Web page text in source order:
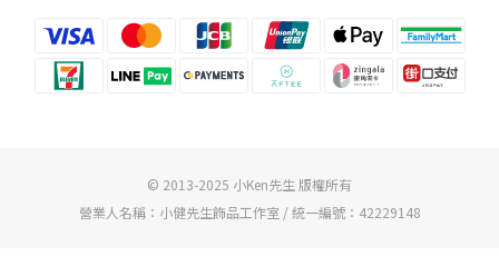
© 2013-2025 小Ken先生 版權所有
營業人名稱：小健先生飾品工作室 / 統一編號：42229148